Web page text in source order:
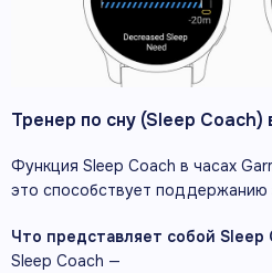
Тренер по сну (Sleep Coach)
Функция Sleep Coach в часах
это способствует поддержанию
Что представляет собой Sleep
Sleep Coach —